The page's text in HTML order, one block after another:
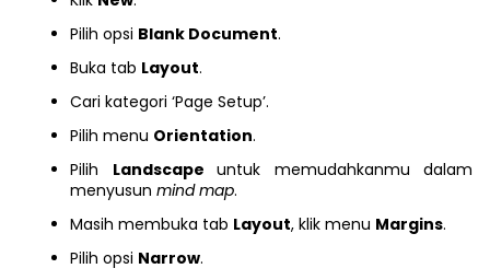
Pilih opsi Blank Document.
Buka tab Layout.
Cari kategori ‘Page Setup’.
Pilih menu Orientation.
Pilih Landscape untuk memudahkanmu dalam
menyusun mind map.
Masih membuka tab Layout, klik menu Margins.
Pilih opsi Narrow.